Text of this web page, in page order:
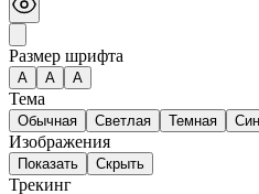
Размер шрифта
А A A
Тема
Обычная Светлая Темная
Изображения
Показать Скрыть
Трекинг